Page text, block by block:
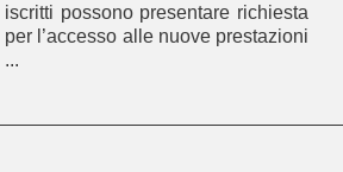
iscritti possono presentare richiesta
per l’accesso alle nuove prestazioni
...